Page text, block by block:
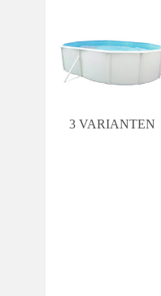
3 VARIANTEN